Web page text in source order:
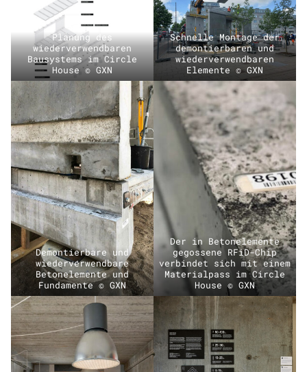
Planung des
wiederverwendbaren
Bausystems im Circle
House © GXN
Schnelle Montage der
demontierbaren und
wiederverwendbaren
Elemente © GXN
Demontierbare und
wiederverwendbare
Betonelemente und
Fundamente © GXN
Der in Betonelemente
gegossene RFiD-Chip
verbindet sich mit einem
Materialpass im Circle
House © GXN